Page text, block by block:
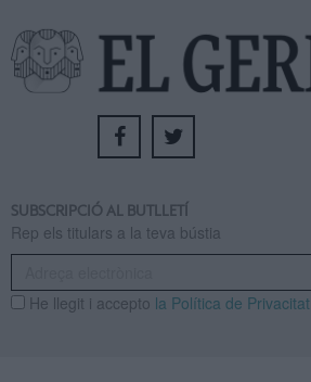
SUBSCRIPCIÓ AL BUTLLETÍ
Rep els titulars a la teva bústia
He llegit i accepto la Política de Privacitat